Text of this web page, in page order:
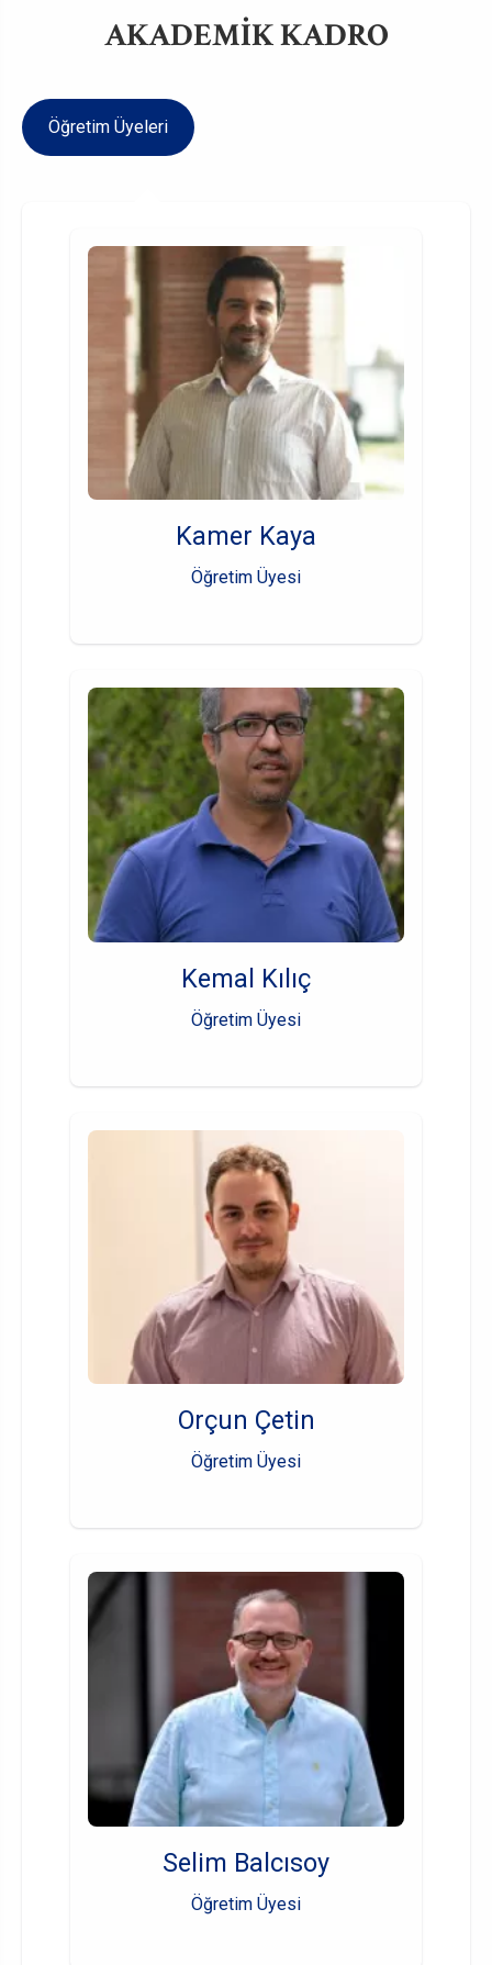
AKADEMİK KADRO
Öğretim Üyeleri
Kamer Kaya
Öğretim Üyesi
Kemal Kılıç
Öğretim Üyesi
Orçun Çetin
Öğretim Üyesi
Selim Balcısoy
Öğretim Üyesi